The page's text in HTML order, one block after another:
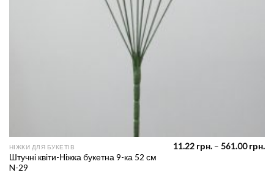
НІЖКИ ДЛЯ БУКЕТІВ
Штучні квіти-Ніжка букетна 9-ка 52 см
N-29
11.22 грн. – 561.00грн.